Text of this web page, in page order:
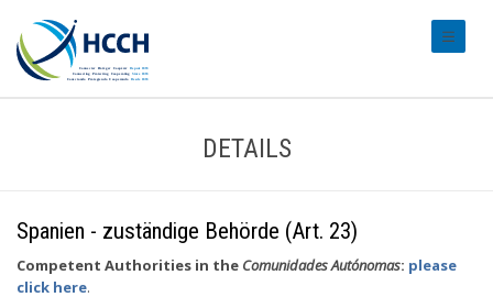
DETAILS
Spanien - zuständige Behörde (Art. 23)
Competent Authorities in the Comunidades Autónomas: please
click here.